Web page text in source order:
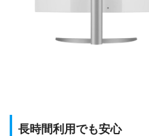
長時間利用でも安心